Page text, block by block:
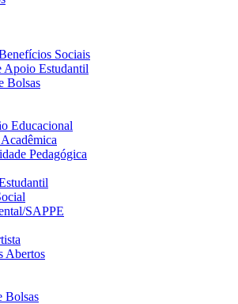
Sociais
Apoio Estudantil
Bolsas
Educacional
Pedagógica
SAPPE
Abertos
Bolsas